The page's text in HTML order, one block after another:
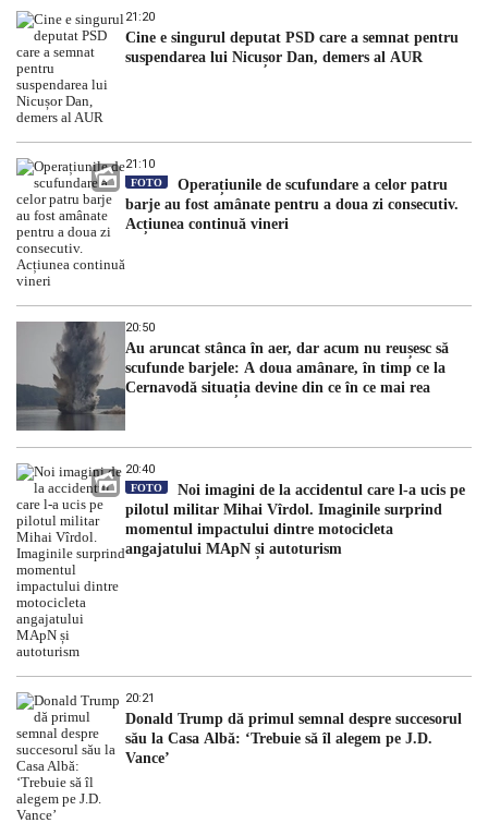
21:20
Cine e singurul deputat PSD care a semnat pentru
suspendarea lui Nicușor Dan, demers al AUR
21:10
FOTO
Operațiunile de scufundare a celor patru
barje au fost amânate pentru a doua zi consecutiv.
Acțiunea continuă vineri
20:50
Au aruncat stânca în aer, dar acum nu reușesc să
scufunde barjele: A doua amânare, în timp ce la
Cernavodă situația devine din ce în ce mai rea
20:40
FOTO
Noi imagini de la accidentul care l-a ucis pe
pilotul militar Mihai Vîrdol. Imaginile surprind
momentul impactului dintre motocicleta
angajatului MApN și autoturism
20:21
Donald Trump dă primul semnal despre succesorul
său la Casa Albă: ‘Trebuie să îl alegem pe J.D.
Vance’